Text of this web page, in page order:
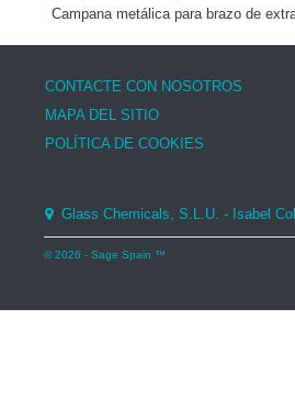
Campana metálica para brazo de
CONTACTE CON NOSOTROS
MAPA DEL SITIO
POLÍTICA DE COOKIES
Glass Chemicals, S.L.U. - Isabel
© 2026 - Sage Spain ™